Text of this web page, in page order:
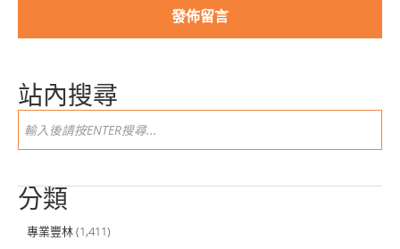
站內搜尋
分類
專業豐林(1,411)